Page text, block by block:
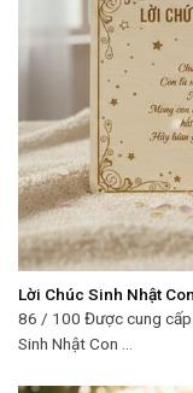
Lời Chúc Sinh Nhật
86 / 100 Được cung cấp
Sinh Nhật Con ...